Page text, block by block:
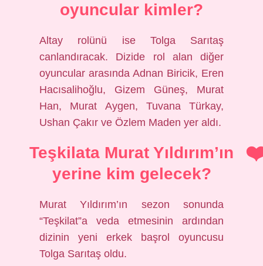
oyuncular kimler?
Altay rolünü ise Tolga Sarıtaş
canlandıracak. Dizide rol alan diğer
oyuncular arasında Adnan Biricik, Eren
Hacısalihoğlu, Gizem Güneş, Murat
Han, Murat Aygen, Tuvana Türkay,
Ushan Çakır ve Özlem Maden yer aldı.
Teşkilata Murat Yıldırım’ın
yerine kim gelecek?
Murat Yıldırım’ın sezon sonunda
“Teşkilat”a veda etmesinin ardından
dizinin yeni erkek başrol oyuncusu
Tolga Sarıtaş oldu.